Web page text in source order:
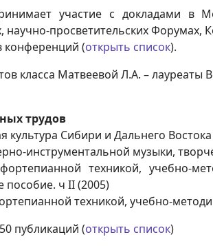
участие с докладами в
научно-просветительских
конференций (открыть список).
класса Матвеевой Л.А. – лауреаты
трудов
культура Сибири и Дальнего
инструментальной музыки,
техникой, учебно-
пособие. ч II (2005)
техникой, учебно-
публикаций (открыть список)